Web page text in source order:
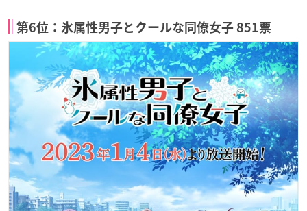
第6位：氷属性男子とクールな同僚女子 851票